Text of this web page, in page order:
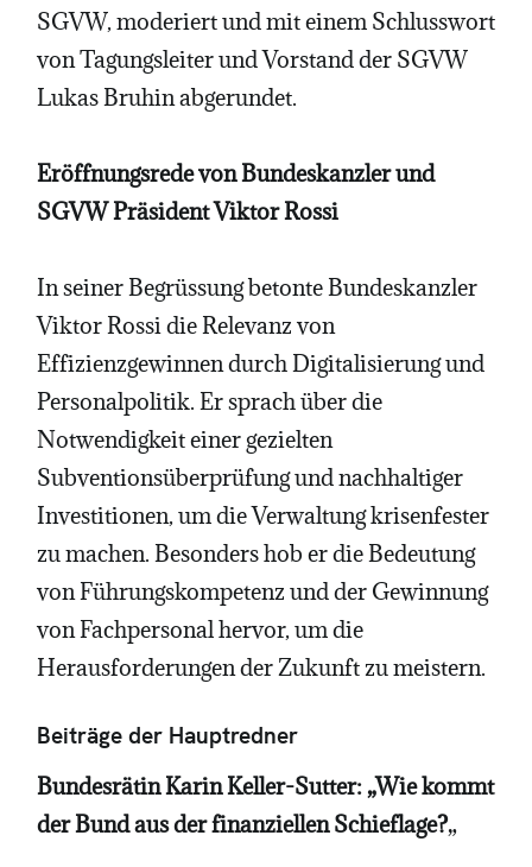
SGVW, moderiert und mit einem Schlusswort
von Tagungsleiter und Vorstand der SGVW
Lukas Bruhin abgerundet.
Eröffnungsrede von Bundeskanzler und
SGVW Präsident Viktor Rossi
In seiner Begrüssung betonte Bundeskanzler
Viktor Rossi die Relevanz von
Effizienzgewinnen durch Digitalisierung und
Personalpolitik. Er sprach über die
Notwendigkeit einer gezielten
Subventionsüberprüfung und nachhaltiger
Investitionen, um die Verwaltung krisenfester
zu machen. Besonders hob er die Bedeutung
von Führungskompetenz und der Gewinnung
von Fachpersonal hervor, um die
Herausforderungen der Zukunft zu meistern.
Beiträge der Hauptredner
Bundesrätin Karin Keller-Sutter: „Wie kommt
der Bund aus der finanziellen Schieflage?„